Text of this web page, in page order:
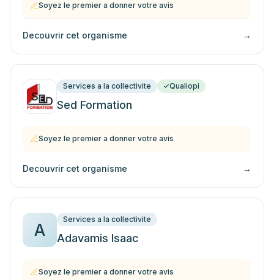
Soyez le premier a donner votre avis
Decouvrir cet organisme →
Services a la collectivite Qualiopi
Sed Formation
Soyez le premier a donner votre avis
Decouvrir cet organisme →
A
Services a la collectivite
Adavamis Isaac
Soyez le premier a donner votre avis